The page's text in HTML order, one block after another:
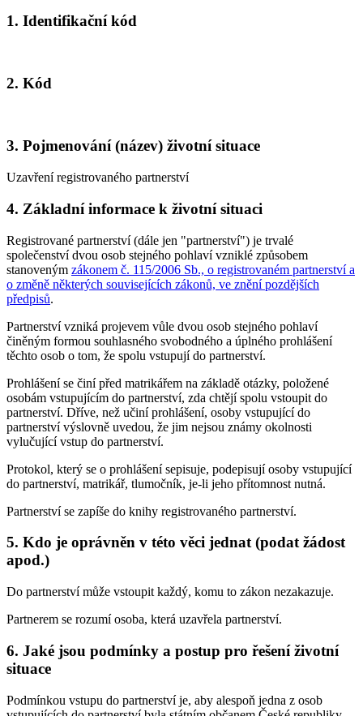
1. Identifikační kód
2. Kód
3. Pojmenování (název) životní situace
Uzavření registrovaného partnerství
4. Základní informace k životní situaci
Registrované partnerství (dále jen "partnerství") je trvalé
společenství dvou osob stejného pohlaví vzniklé způsobem
stanoveným zákonem č. 115/2006 Sb., o registrovaném partnerství a
o změně některých souvisejících zákonů, ve znění pozdějších
předpisů.
Partnerství vzniká projevem vůle dvou osob stejného pohlaví
činěným formou souhlasného svobodného a úplného prohlášení
těchto osob o tom, že spolu vstupují do partnerství.
Prohlášení se činí před matrikářem na základě otázky, položené
osobám vstupujícím do partnerství, zda chtějí spolu vstoupit do
partnerství. Dříve, než učiní prohlášení, osoby vstupující do
partnerství výslovně uvedou, že jim nejsou známy okolnosti
vylučující vstup do partnerství.
Protokol, který se o prohlášení sepisuje, podepisují osoby vstupující
do partnerství, matrikář, tlumočník, je-li jeho přítomnost nutná.
Partnerství se zapíše do knihy registrovaného partnerství.
5. Kdo je oprávněn v této věci jednat (podat žádost
apod.)
Do partnerství může vstoupit každý, komu to zákon nezakazuje.
Partnerem se rozumí osoba, která uzavřela partnerství.
6. Jaké jsou podmínky a postup pro řešení životní
situace
Podmínkou vstupu do partnerství je, aby alespoň jedna z osob